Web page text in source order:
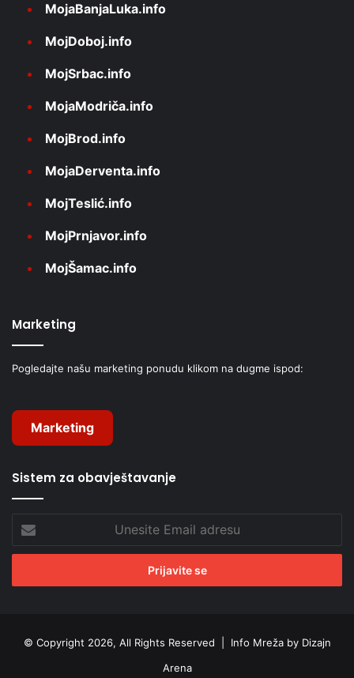
MojaBanjaLuka.info
MojDoboj.info
MojSrbac.info
MojaModriča.info
MojBrod.info
MojaDerventa.info
MojTeslić.info
MojPrnjavor.info
MojŠamac.info
Marketing
Pogledajte našu marketing ponudu klikom na dugme ispod:
Marketing
Sistem za obavještavanje
Unesite
Email
adresu
© Copyright 2026, All Rights Reserved | Info Mreža by Dizajn
Arena